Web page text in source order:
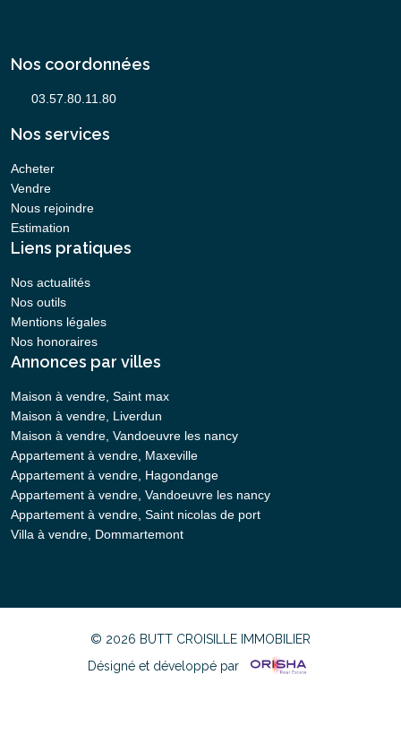
Nos coordonnées
Nos services
Acheter
Vendre
Nous rejoindre
Estimation
Liens pratiques
Nos actualités
Nos outils
Mentions légales
Nos honoraires
Annonces par villes
Maison à vendre, Saint max
Maison à vendre, Liverdun
Maison à vendre, Vandoeuvre les nancy
Appartement à vendre, Maxeville
Appartement à vendre, Hagondange
Appartement à vendre, Vandoeuvre les nancy
Appartement à vendre, Saint nicolas de port
Villa à vendre, Dommartemont
© 2026 BUTT CROISILLE IMMOBILIER
Désigné et développé par